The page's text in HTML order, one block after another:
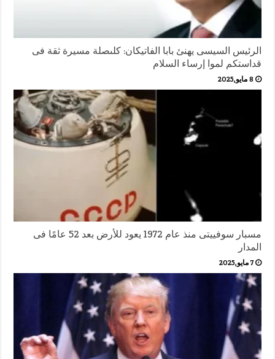
الرئيس السيسى يهنئ بابا الفاتيكان: كلىصلة مسيرة ثقة فى
قداستكم لموا إرساء السلام
8 مايو,2025
مسبار سوفييتى منذ عام 1972 يعود للأرض بعد 52 عامًا فى
المدار
7 مايو,2025